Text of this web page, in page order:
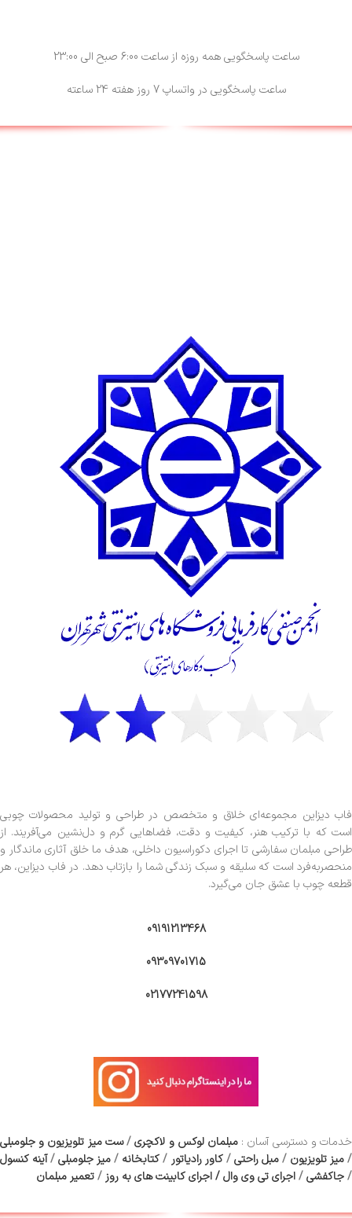
ساعت پاسخگویی همه روزه از ساعت 6:00 صبح الی 23:00
ساعت پاسخگویی در واتساپ 7 روز هفته 24 ساعته
فاب دیزاین مجموعه‌ای خلاق و متخصص در طراحی و تولید محصولات چوبی
است که با ترکیب هنر، کیفیت و دقت، فضاهایی گرم و دل‌نشین می‌آفریند. از
طراحی مبلمان سفارشی تا اجرای دکوراسیون داخلی، هدف ما خلق آثاری ماندگار و
منحصربه‌فرد است که سلیقه و سبک زندگی شما را بازتاب دهد. در فاب دیزاین، هر
قطعه چوب با عشق جان می‌گیرد.
09191213468
09309701715
02177241598
خدمات و دسترسی آسان :مبلمان لوکس و لاکچری /ست میز تلویزیون و جلومبلی
/میز تلویزیون /مبل راحتی/کاور رادیاتور /کتابخانه /میز جلومبلی/آینه کنسول
/جاکفشی/اجرای تی وی وال/اجرای کابینت های به روز /تعمیر مبلمان